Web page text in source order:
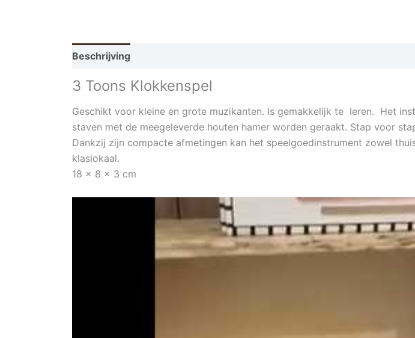
Beschrijving
3 Toons Klokkenspel
Geschikt voor kleine en grote muzikanten. Is gemakkelijk te leren. Het
staven met de meegeleverde houten hamer worden geraakt. Stap voor
Dankzij zijn compacte afmetingen kan het speelgoedinstrument zowel
klaslokaal.
18 x 8 x 3 cm